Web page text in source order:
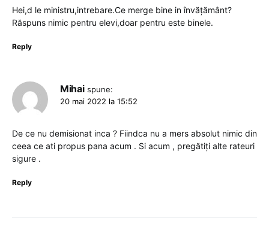
Hei,d le ministru,intrebare.Ce merge bine in învățământ?
Răspuns nimic pentru elevi,doar pentru este binele.
Reply
Mihai spune:
20 mai 2022 la 15:52
De ce nu demisionat inca ? Fiindca nu a mers absolut nimic din
ceea ce ati propus pana acum . Si acum , pregătiți alte rateuri
sigure .
Reply